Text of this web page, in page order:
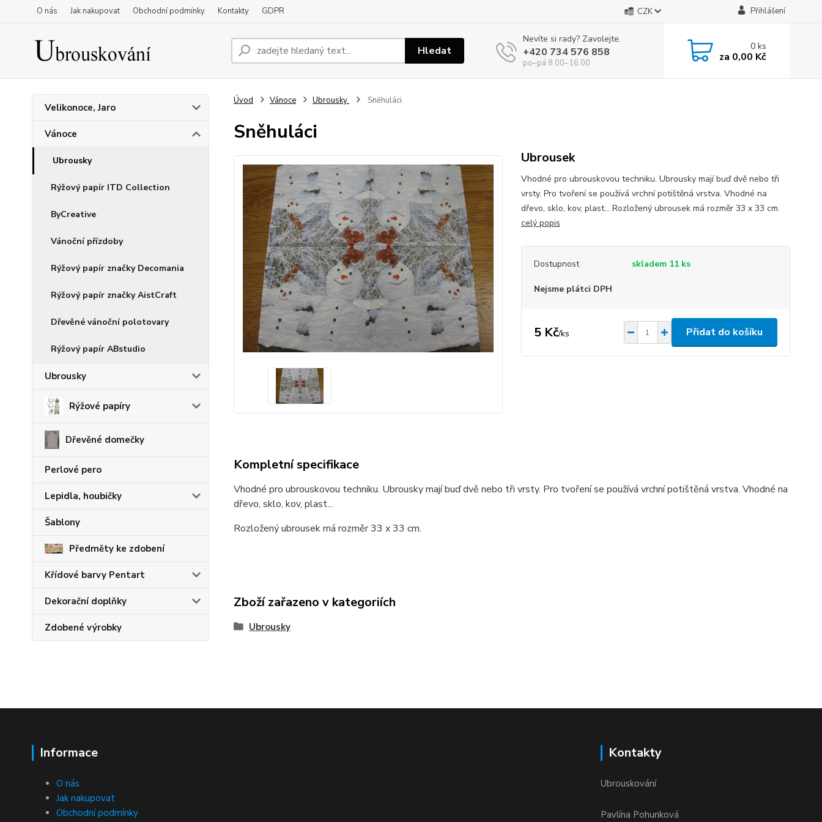
O nás Jak nakupovat Obchodní podmínky Kontakty GDPR CZK Přihlášení
Hledat
Nevíte si rady? Zavolejte.
+420 734 576 858
po–pá 8.00–16.00
0ks
za 0,00 Kč
Velikonoce, Jaro
Vánoce
Ubrousky
Rýžový papír ITD Collection
ByCreative
Vánoční přízdoby
Rýžový papír značky Decomania
Rýžový papír značky AistCraft
Dřevěné vánoční polotovary
Rýžový papír ABstudio
Ubrousky
Rýžové papíry
Dřevěné domečky
Perlové pero
Lepidla, houbičky
Šablony
Předměty ke zdobení
Křídové barvy Pentart
Dekorační doplňky
Zdobené výrobky
Úvod Vánoce Ubrousky Sněhuláci
Sněhuláci
Ubrousek
Vhodné pro ubrouskovou techniku. Ubrousky mají buď dvě nebo tři
vrsty. Pro tvoření se používá vrchní potištěná vrstva. Vhodné na
dřevo, sklo, kov, plast... Rozložený ubrousek má rozměr 33 x 33 cm.
celý popis
Dostupnost skladem 11 ks
Nejsme plátci DPH
5 Kč/ks Přidat do košíku
Kompletní specifikace
Vhodné pro ubrouskovou techniku. Ubrousky mají buď dvě nebo tři vrsty. Pro tvoření se používá vrchní potištěná vrstva. Vhodné na
dřevo, sklo, kov, plast...
Rozložený ubrousek má rozměr 33 x 33 cm.
Zboží zařazeno v kategoriích
Ubrousky
Informace
O nás
Jak nakupovat
Obchodní podmínky
Kontakty
Ubrouskování
Pavlína Pohunková